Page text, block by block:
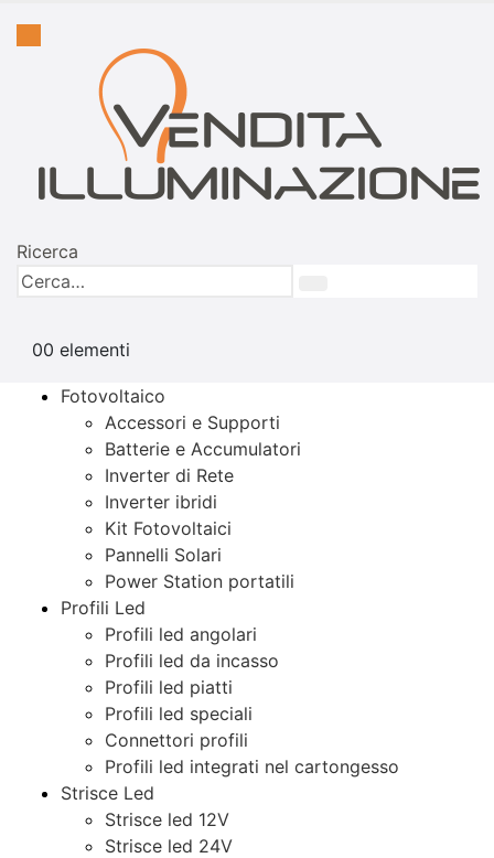
Ricerca
00 elementi
Fotovoltaico
Accessori e Supporti
Batterie e Accumulatori
Inverter di Rete
Inverter ibridi
Kit Fotovoltaici
Pannelli Solari
Power Station portatili
Profili Led
Profili led angolari
Profili led da incasso
Profili led piatti
Profili led speciali
Connettori profili
Profili led integrati nel cartongesso
Strisce Led
Strisce led 12V
Strisce led 24V